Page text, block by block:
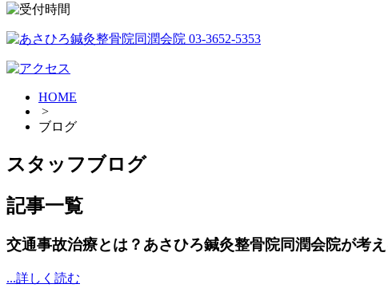
HOME
>
ブログ
スタッフブログ
記事一覧
交通事故治療とは？あさひろ鍼灸整骨院同潤会院が考
...詳しく読む